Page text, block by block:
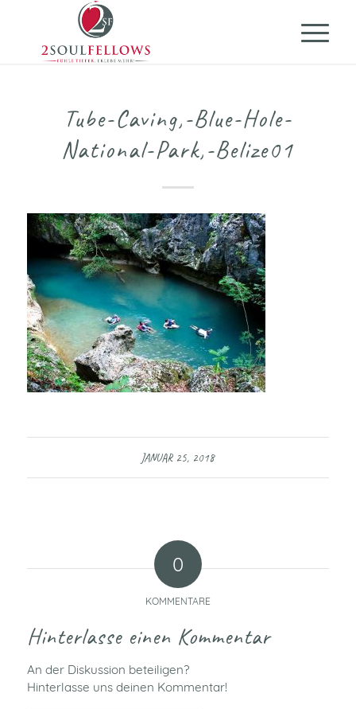
Tube-Caving,-Blue-Hole-
National-Park,-Belize01
JANUAR 25, 2018
0
KOMMENTARE
Hinterlasse einen Kommentar
An der Diskussion beteiligen?
Hinterlasse uns deinen Kommentar!